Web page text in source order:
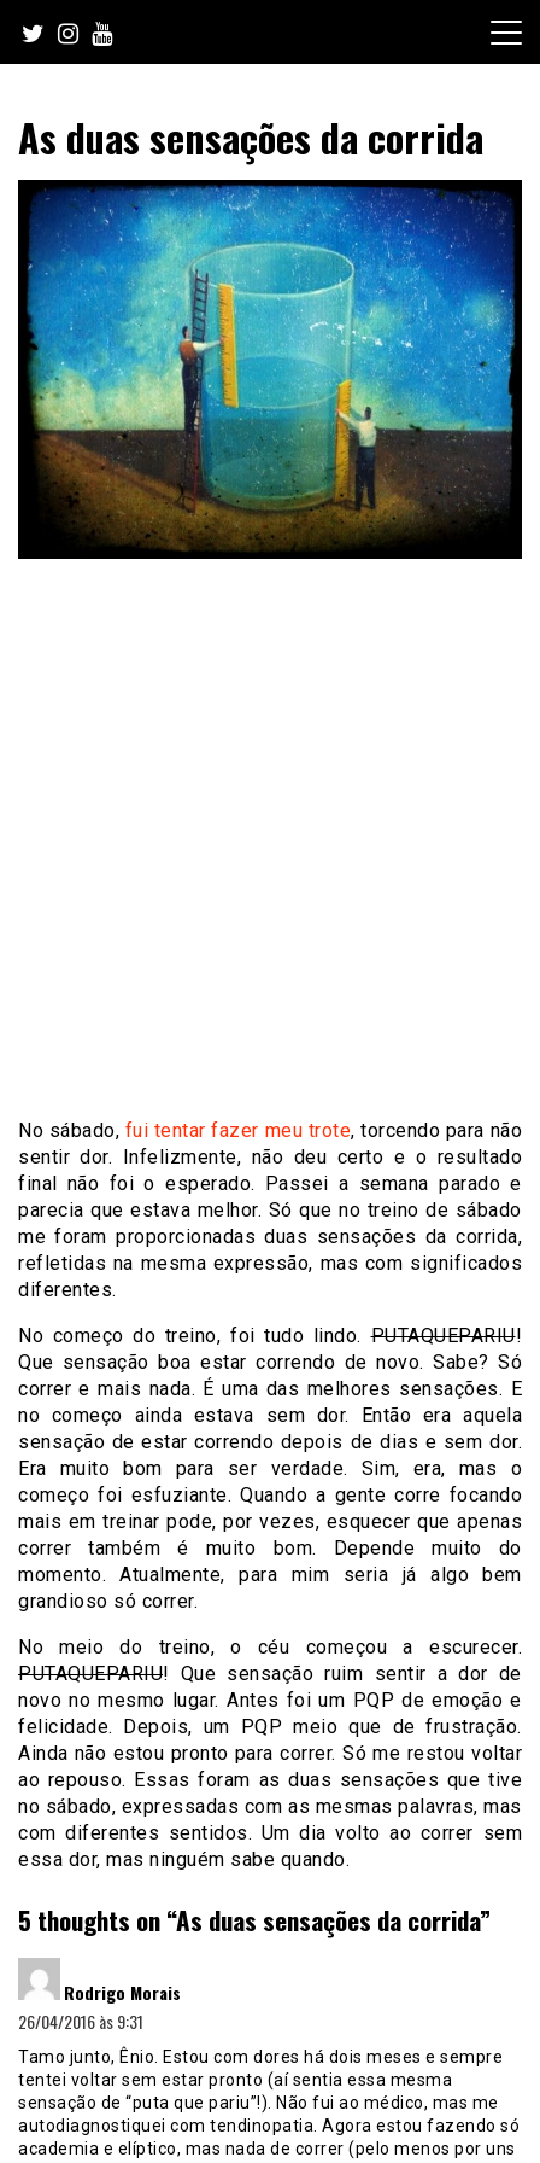
content
As duas sensações da corrida
No sábado, fui tentar fazer meu trote, torcendo para não
sentir dor. Infelizmente, não deu certo e o resultado
final não foi o esperado. Passei a semana parado e
parecia que estava melhor. Só que no treino de sábado
me foram proporcionadas duas sensações da corrida,
refletidas na mesma expressão, mas com significados
diferentes.
No começo do treino, foi tudo lindo.PUTAQUEPARIU!
Que sensação boa estar correndo de novo. Sabe? Só
correr e mais nada. É uma das melhores sensações. E
no começo ainda estava sem dor. Então era aquela
sensação de estar correndo depois de dias e sem dor.
Era muito bom para ser verdade. Sim, era, mas o
começo foi esfuziante. Quando a gente corre focando
mais em treinar pode, por vezes, esquecer que apenas
correr também é muito bom. Depende muito do
momento. Atualmente, para mim seria já algo bem
grandioso só correr.
No meio do treino, o céu começou a escurecer.
PUTAQUEPARIU! Que sensação ruim sentir a dor de
novo no mesmo lugar. Antes foi um PQP de emoção e
felicidade. Depois, um PQP meio que de frustração.
Ainda não estou pronto para correr. Só me restou voltar
ao repouso. Essas foram as duas sensações que tive
no sábado, expressadas com as mesmas palavras, mas
com diferentes sentidos. Um dia volto ao correr sem
essa dor, mas ninguém sabe quando.
5 thoughts on “As duas sensações da corrida”
Rodrigo Morais
26/04/2016 às 9:31
Tamo junto, Ênio. Estou com dores há dois meses e sempre
tentei voltar sem estar pronto (aí sentia essa mesma
sensação de “puta que pariu”!). Não fui ao médico, mas me
autodiagnostiquei com tendinopatia. Agora estou fazendo só
academia e elíptico, mas nada de correr (pelo menos por uns